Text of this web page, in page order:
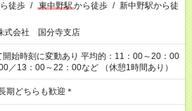
徒歩 / 東中野駅から徒歩 / 新中野駅から徒
式会社 国分寺支店
開始時刻に変動あり 平均的：11：00～20：00
／13：00～22：00など （休憩1時間あり）
期どちらも歓迎＊